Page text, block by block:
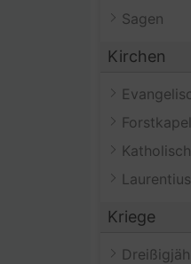
Sagen
Kirchen
Kriege